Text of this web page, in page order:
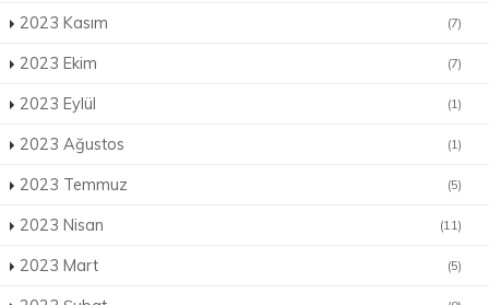
2023 Kasım (7)
2023 Ekim (7)
2023 Eylül (1)
2023 Ağustos (1)
2023 Temmuz (5)
2023 Nisan (11)
2023 Mart (5)